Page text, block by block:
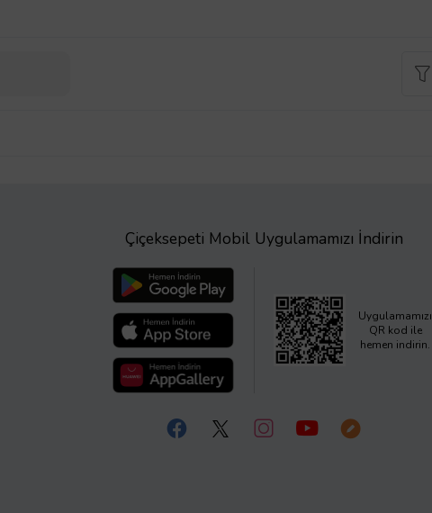
Çiçeksepeti Mobil Uygulamamızı İndirin
Uygulamamızı
QR kod ile
hemen indirin.